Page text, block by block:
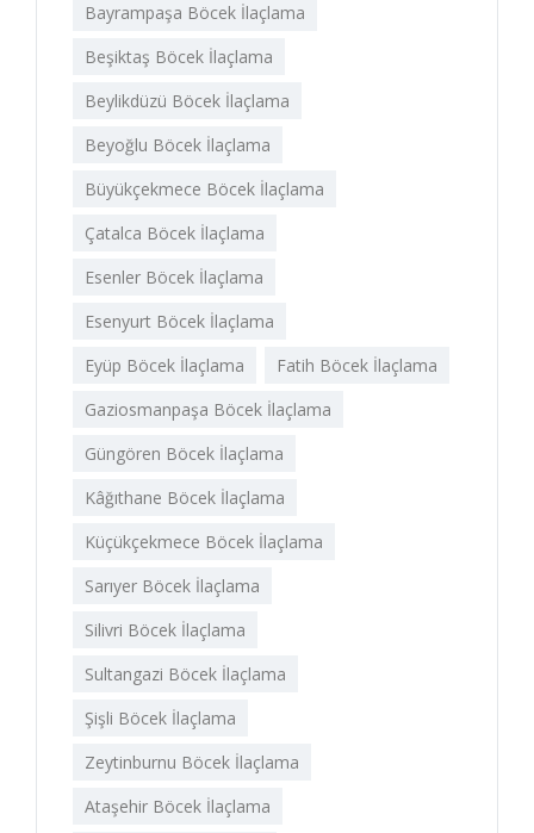
Bayrampaşa Böcek İlaçlama
Beşiktaş Böcek İlaçlama
Beylikdüzü Böcek İlaçlama
Beyoğlu Böcek İlaçlama
Büyükçekmece Böcek İlaçlama
Çatalca Böcek İlaçlama
Esenler Böcek İlaçlama
Esenyurt Böcek İlaçlama
Eyüp Böcek İlaçlama
Fatih Böcek İlaçlama
Gaziosmanpaşa Böcek İlaçlama
Güngören Böcek İlaçlama
Kâğıthane Böcek İlaçlama
Küçükçekmece Böcek İlaçlama
Sarıyer Böcek İlaçlama
Silivri Böcek İlaçlama
Sultangazi Böcek İlaçlama
Şişli Böcek İlaçlama
Zeytinburnu Böcek İlaçlama
Ataşehir Böcek İlaçlama